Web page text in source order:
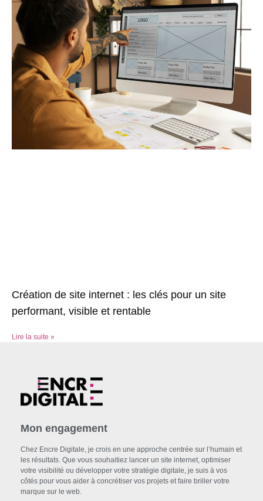
Création de site internet : les clés pour un site
performant, visible et rentable
Lire la suite »
Mon engagement
Chez Encre Digitale, je crois en une approche centrée sur l’humain et
les résultats. Que vous souhaitiez lancer un site internet, optimiser
votre visibilité ou développer votre stratégie digitale, je suis à vos
côtés pour vous aider à concrétiser vos projets et faire briller votre
marque sur le web.